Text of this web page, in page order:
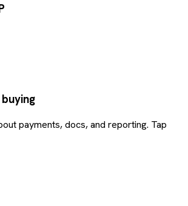
payments, docs, and reporting. Tap